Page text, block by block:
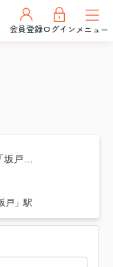
会員登録ログインメニュー
戸」駅